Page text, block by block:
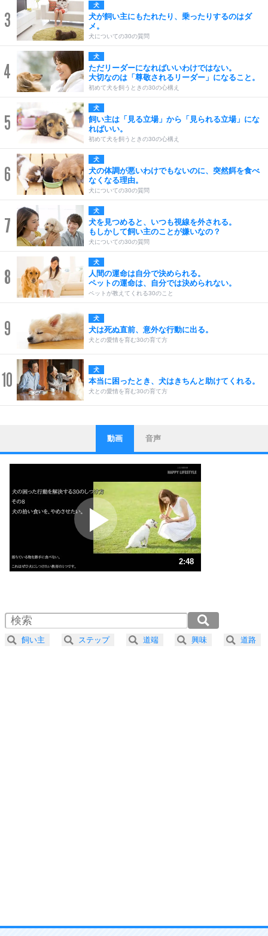
3
犬
犬が飼い主にもたれたり、乗ったりするのはダ
メ。
犬についての30の質問
4
犬
ただリーダーになればいいわけではない。
大切なのは「尊敬されるリーダー」になること。
初めて犬を飼うときの30の心構え
5
犬
飼い主は「見る立場」から「見られる立場」にな
ればいい。
初めて犬を飼うときの30の心構え
6
犬
犬の体調が悪いわけでもないのに、突然餌を食べ
なくなる理由。
犬についての30の質問
7
犬
犬を見つめると、いつも視線を外される。
もしかして飼い主のことが嫌いなの？
犬についての30の質問
8
犬
人間の運命は自分で決められる。
ペットの運命は、自分では決められない。
ペットが教えてくれる30のこと
9 犬
犬は死ぬ直前、意外な行動に出る。
犬との愛情を育む30の育て方
10 犬
本当に困ったとき、犬はきちんと助けてくれる。
犬との愛情を育む30の育て方
1
ストレス対策
他人と比べない。
いっそのこと、他人を見ない。
いらいらしない人になる30の方法
プラス思考
ポジティブになれない原因は、行動しないから。
ポジティブ思考になる30の方法
ストレス対策
人生、なんとかなるもの。
気楽に生きる30の方法
4 器の大きい人は、怒りを優しさで表現する。
ことが大切。
動画 音声
2:48
2.0倍速 （330KB 1分24秒）
2.5倍速 （264KB 1分7秒）
3.0倍速 （220KB 56秒）
飼い主 ステップ 道端 興味 道路